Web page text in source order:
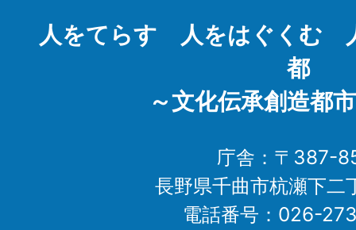
人をてらす 人をはぐくむ
都
～文化伝承創造都
庁舎：〒387-
長野県千曲市杭瀬下二
電話番号：026-